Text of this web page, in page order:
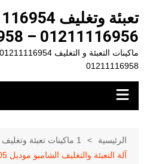
المحتوى01211116956 – 01211116958
01211116958
الرئيسية
1 ماكينات تعبئة وتغليف السوائل فى اكياس
آلة التعبئة والتغليف الشامبو موديل 505 ماركة المهندس منسى